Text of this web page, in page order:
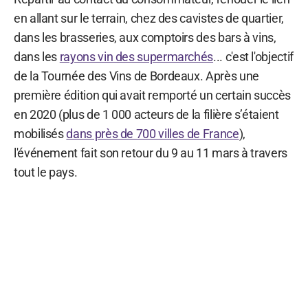
en allant sur le terrain, chez des cavistes de quartier,
dans les brasseries, aux comptoirs des bars à vins,
dans les rayons vin des supermarchés... c'est l'objectif
de la Tournée des Vins de Bordeaux. Après une
première édition qui avait remporté un certain succès
en 2020 (plus de 1 000 acteurs de la filière s’étaient
mobilisésdans près de 700 villes de France),
l'événement fait son retour du 9 au 11 mars à travers
tout le pays.